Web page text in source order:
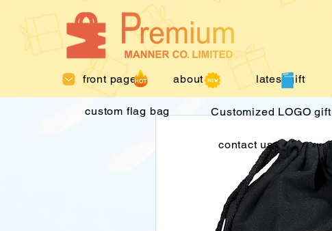
front page about us latest gift
custom flag bag Customized LOGO gift
contact us